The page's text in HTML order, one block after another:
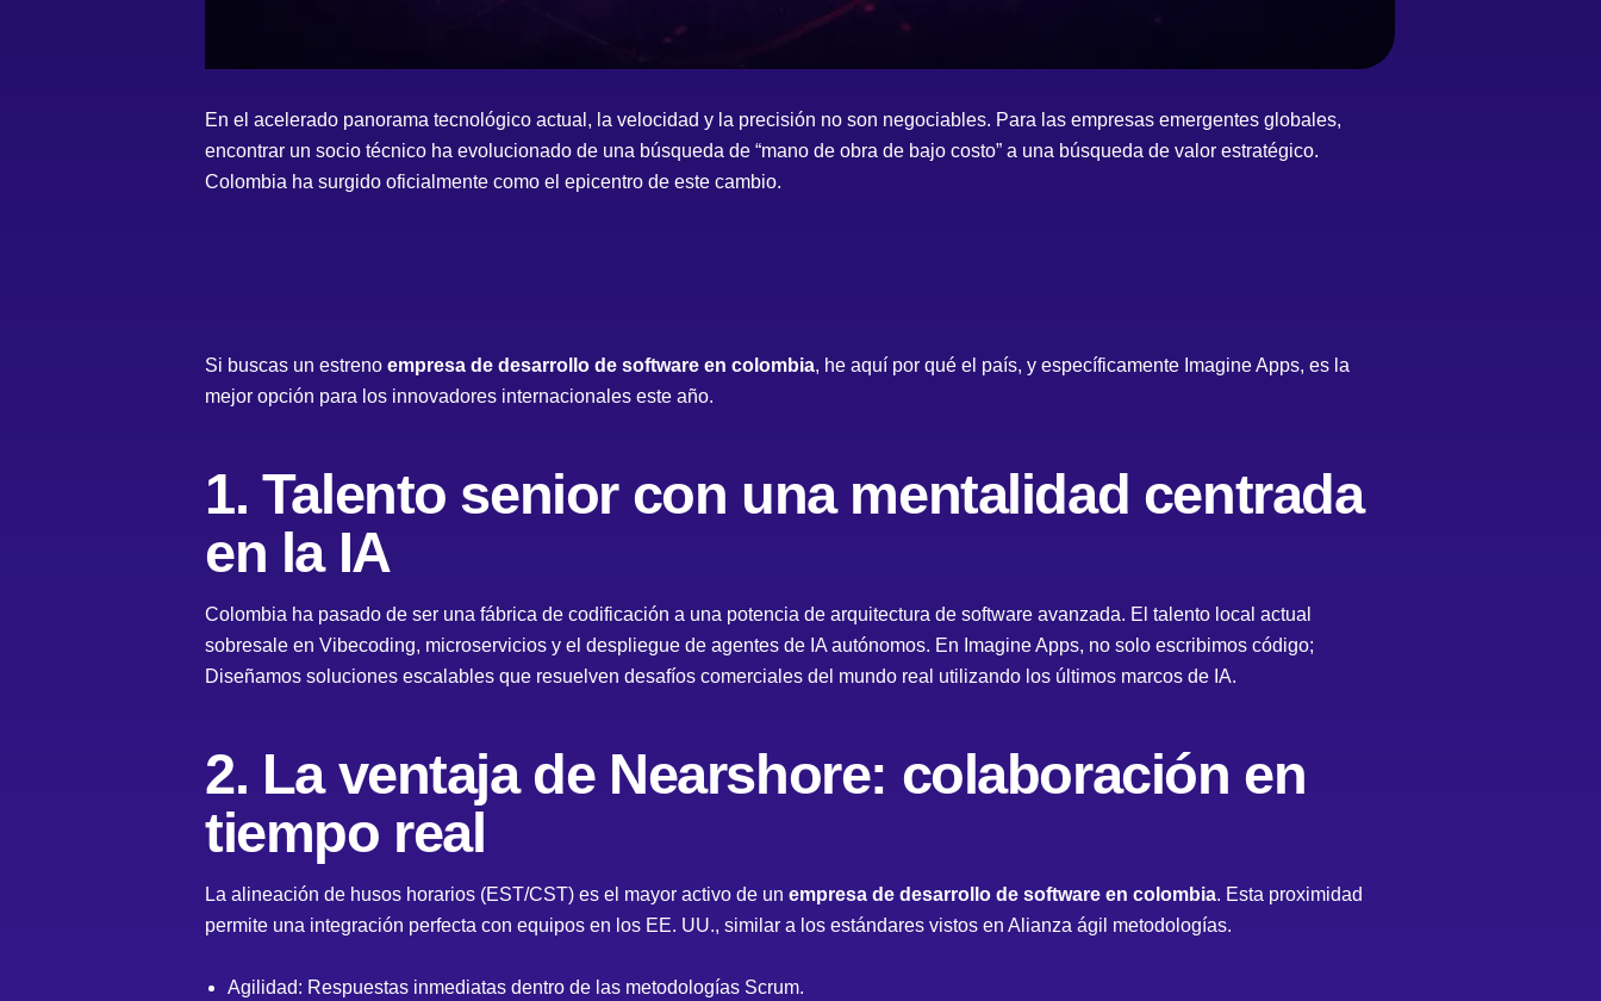
En el acelerado panorama tecnológico actual, la velocidad y la precisión no son negociables. Para las empresas emergentes globales,
encontrar un socio técnico ha evolucionado de una búsqueda de “mano de obra de bajo costo” a una búsqueda de valor estratégico.
Colombia ha surgido oficialmente como el epicentro de este cambio.
Si buscas un estreno empresa de desarrollo de software en colombia, he aquí por qué el país, y específicamente Imagine Apps, es la
mejor opción para los innovadores internacionales este año.
1. Talento senior con una mentalidad centrada
en la IA
Colombia ha pasado de ser una fábrica de codificación a una potencia de arquitectura de software avanzada. El talento local actual
sobresale en Vibecoding, microservicios y el despliegue de agentes de IA autónomos. En Imagine Apps, no solo escribimos código;
Diseñamos soluciones escalables que resuelven desafíos comerciales del mundo real utilizando los últimos marcos de IA.
2. La ventaja de Nearshore: colaboración en
tiempo real
La alineación de husos horarios (EST/CST) es el mayor activo de un empresa de desarrollo de software en colombia. Esta proximidad
permite una integración perfecta con equipos en los EE. UU., similar a los estándares vistos en Alianza ágil metodologías.
Agilidad: Respuestas inmediatas dentro de las metodologías Scrum.